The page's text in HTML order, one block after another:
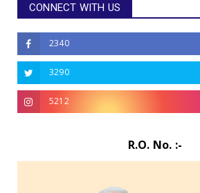
CONNECT WITH US
2340
3290
5212
R.O. No. :-